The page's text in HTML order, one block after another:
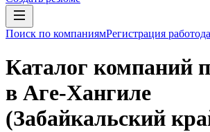
Поиск по компаниямРегистрация
Каталог компаний
в Аге-Хангиле
(Забайкальский